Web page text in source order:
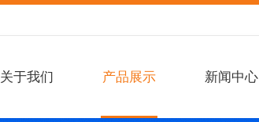
关于我们 产品展示 新闻中心